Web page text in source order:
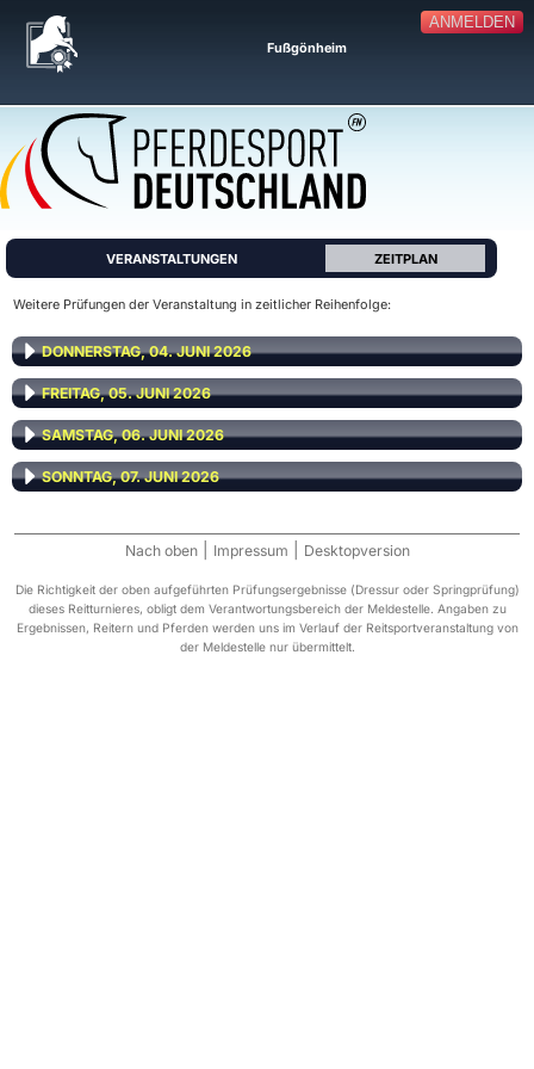
ANMELDEN
Fußgönheim
VERANSTALTUNGEN ZEITPLAN
Weitere Prüfungen der Veranstaltung in zeitlicher Reihenfolge:
DONNERSTAG, 04. JUNI 2026
FREITAG, 05. JUNI 2026
SAMSTAG, 06. JUNI 2026
SONNTAG, 07. JUNI 2026
Nach oben Impressum Desktopversion
Die Richtigkeit der oben aufgeführten Prüfungsergebnisse (Dressur oder Springprüfung)
dieses Reitturnieres, obligt dem Verantwortungsbereich der Meldestelle. Angaben zu
Ergebnissen, Reitern und Pferden werden uns im Verlauf der Reitsportveranstaltung von
der Meldestelle nur übermittelt.